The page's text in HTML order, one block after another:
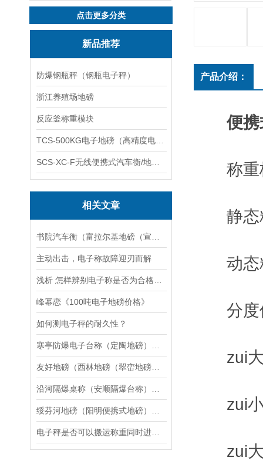
点击更多分类
新品推荐
防爆钢瓶秤（钢瓶电子秤）
浙江养殖场地磅
反应釜称重模块
相关文章
主动出击，电子称故障迎刃而解
峰幂恋《100吨电子地磅价格》
如何测电子秤的耐久性？
产品介绍：
便
称重板
静态精
动态
分度值
zui大
zui小
zui大